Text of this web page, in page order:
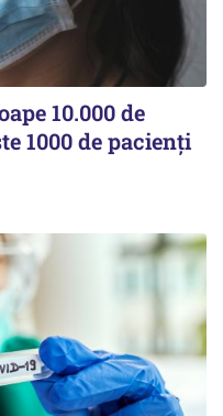
10.000 de
1000 de pacienți